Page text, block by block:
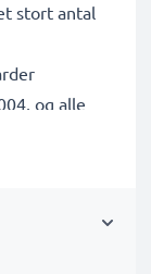
stort antal
og alle